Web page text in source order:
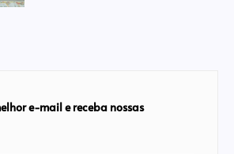
e-mail e receba nossas